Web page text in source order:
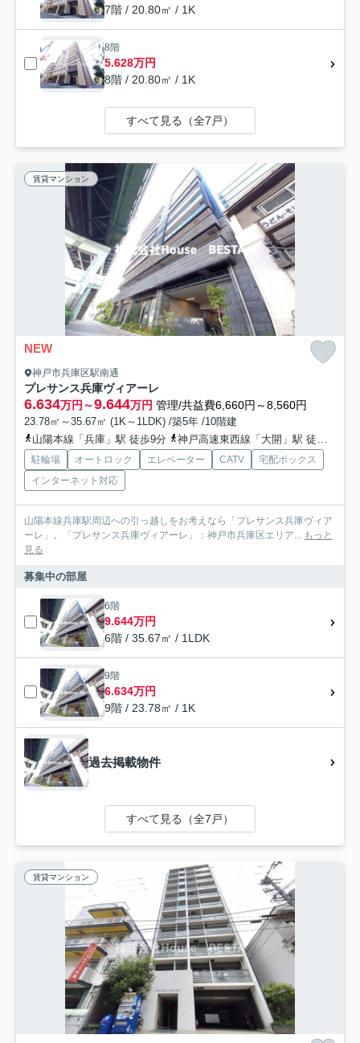
7階 / 20.80㎡ / 1K
8階
5.628万円
8階 / 20.80㎡ / 1K
すべて見る（全7戸）
賃貸マンション
NEW
神戸市兵庫区駅南通
プレサンス兵庫ヴィアーレ
6.634万円～9.644万円 管理/共益費6,660円～8,560円
23.78㎡～35.67㎡ (1K～1LDK) /築5年 /10階建
山陽本線「兵庫」駅 徒歩9分
神戸高速東西線「大開」駅 徒歩14分
駐輪場 オートロック エレベーター CATV
宅配ボックス
インターネット対応
山陽本線兵庫駅周辺への引っ越しをお考えなら「プレサンス兵庫ヴィア
ーレ」。「プレサンス兵庫ヴィアーレ」：神戸市兵庫区エリア...
もっと
見る
募集中の部屋
6階
9.644万円
6階 / 35.67㎡ / 1LDK
9階
6.634万円
9階 / 23.78㎡ / 1K
過去掲載物件
すべて見る（全7戸）
賃貸マンション